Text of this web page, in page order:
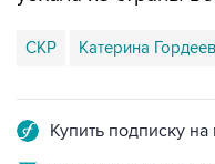
Подписаться на